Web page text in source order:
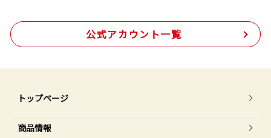
公式アカウント一覧
トップページ
商品情報